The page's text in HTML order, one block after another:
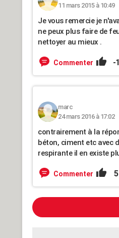
11 mars 2015 à 10:49
Je vous remercie je
ne peux plus faire de
nettoyer au mieux .
Commenter -1
marc
24 mars 2016 à 17:02
contrairement à la
béton, ciment etc avec
respirante il en existe
Commenter 5